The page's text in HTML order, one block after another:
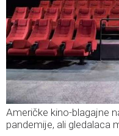
Američke kino-blagajne
pandemije, ali gledalaca